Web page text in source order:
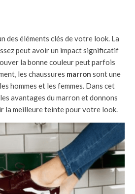
des éléments clés de votre look. La
peut avoir un impact significatif
la bonne couleur peut parfois
les chaussures marron sont une
hommes et les femmes. Dans cet
avantages du marron et donnons
la meilleure teinte pour votre look.